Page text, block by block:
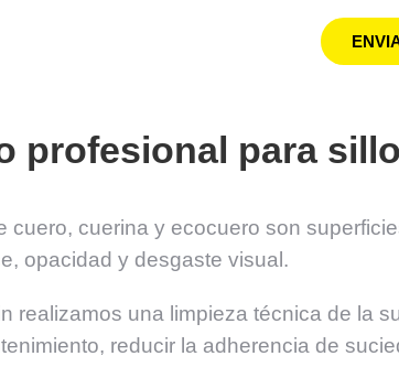
profesional para
cuero, cuerina y ecocuero son
opacidad y desgaste visual.
realizamos una limpieza técnica de la
reducir la adherencia de